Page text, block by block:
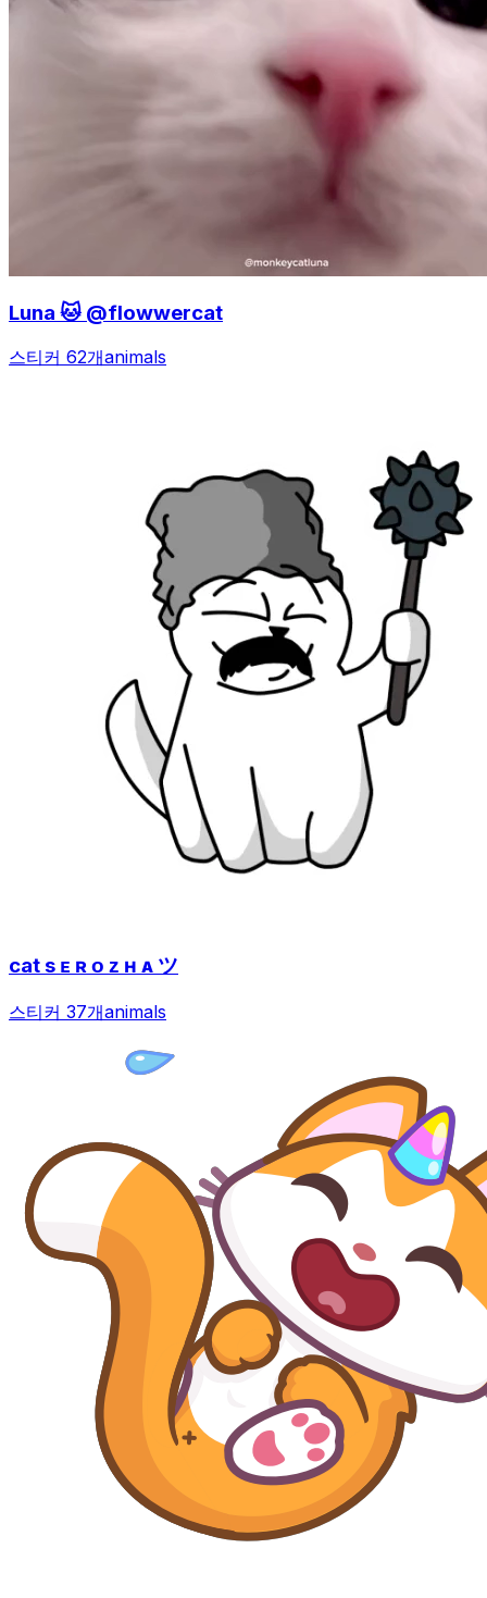
Luna 🐱 @flowwercat
스티커 62개animals
cat s ᴇ ʀ ᴏ ᴢ ʜ ᴀ ツ
스티커 37개animals